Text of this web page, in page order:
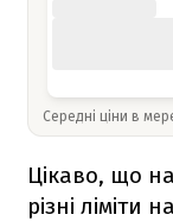
Середні ціни в
Цікаво, що
різні ліміти